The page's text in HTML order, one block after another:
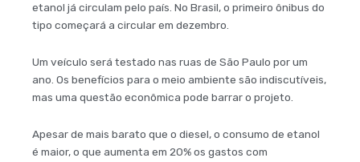
etanol já circulam pelo país. No Brasil, o primeiro ônibus do
tipo começará a circular em dezembro.
Um veículo será testado nas ruas de São Paulo por um
ano. Os benefícios para o meio ambiente são indiscutíveis,
mas uma questão econômica pode barrar o projeto.
Apesar de mais barato que o diesel, o consumo de etanol
é maior, o que aumenta em 20% os gastos com